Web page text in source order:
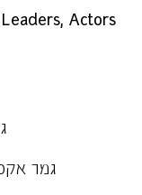
, Actors
2021 גמר